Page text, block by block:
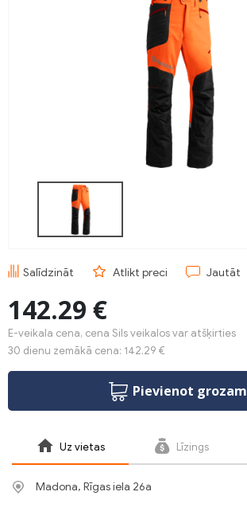
Salīdzināt Atlikt preci Jautāt
142.29 €
E-veikala cena, cena Sils veikalos var atšķirties
30 dienu zemākā cena: 142.29 €
Pievienot grozam
Uz vietas Līzings
Madona, Rīgas iela 26a